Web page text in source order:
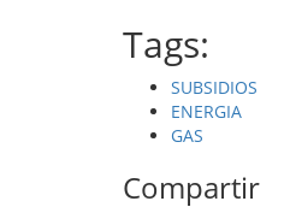
Tags:
SUBSIDIOS
ENERGIA
GAS
Compartir